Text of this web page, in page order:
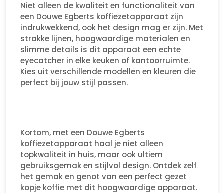
Niet alleen de kwaliteit en functionaliteit van
een Douwe Egberts koffiezetapparaat zijn
indrukwekkend, ook het design mag er zijn. Met
strakke lijnen, hoogwaardige materialen en
slimme details is dit apparaat een echte
eyecatcher in elke keuken of kantoorruimte.
Kies uit verschillende modellen en kleuren die
perfect bij jouw stijl passen.
Kortom, met een Douwe Egberts
koffiezetapparaat haal je niet alleen
topkwaliteit in huis, maar ook ultiem
gebruiksgemak en stijlvol design. Ontdek zelf
het gemak en genot van een perfect gezet
kopje koffie met dit hoogwaardige apparaat.